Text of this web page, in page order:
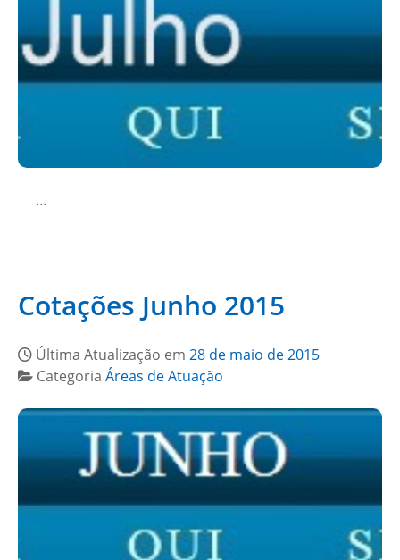
…
Cotações Junho 2015
Última Atualização em 28 de maio de 2015
Categoria Áreas de Atuação